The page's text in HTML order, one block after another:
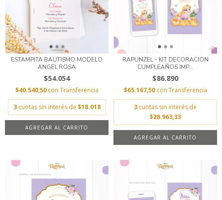
ESTAMPITA BAUTISMO MODELO
ANGEL ROSA
$54.054
$40.540,50 con Transferencia
3 cuotas sin interés de $18.018
AGREGAR AL CARRITO
RAPUNZEL - KIT DECORACION
CUMPLEAÑOS IMP...
$86.890
$65.167,50 con Transferencia
3 cuotas sin interés de
$28.963,33